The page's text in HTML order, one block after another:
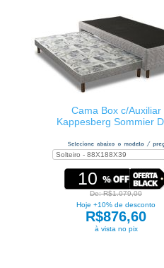
Cama Box c/Auxiliar
Kappesberg Sommier
10
De: R$1.079,00
Hoje +10% de desconto
R$876,60
à vista no pix